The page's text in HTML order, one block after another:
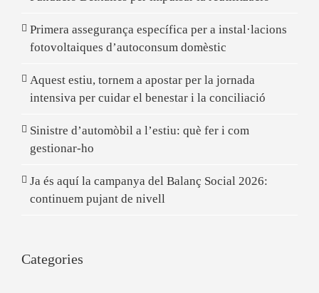
Primera assegurança específica per a instal·lacions
fotovoltaiques d’autoconsum domèstic
Aquest estiu, tornem a apostar per la jornada
intensiva per cuidar el benestar i la conciliació
Sinistre d’automòbil a l’estiu: què fer i com
gestionar-ho
Ja és aquí la campanya del Balanç Social 2026:
continuem pujant de nivell
Categories